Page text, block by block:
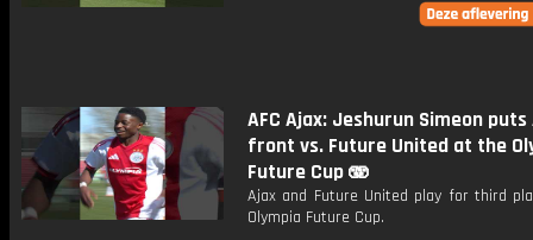
AFC Ajax: Jeshurun Simeon puts
front vs. Future United at the
Future Cup 🫨
Ajax and Future United play for third
Olympia Future Cup.